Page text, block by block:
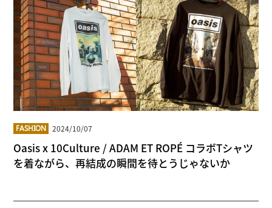
FASHION 2024/10/07
Oasis x 10Culture / ADAM ET ROPÉ コラボTシャツ
を着ながら、再結成の瞬間を待とうじゃないか